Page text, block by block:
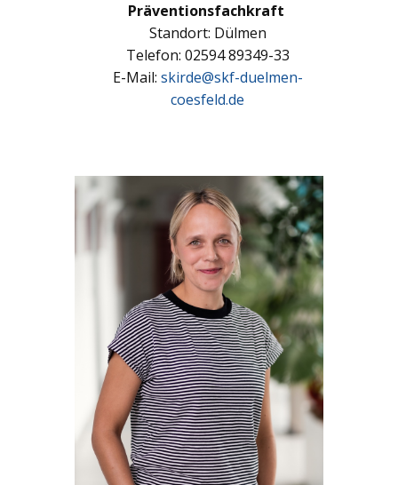
Präventionsfachkraft
Standort: Dülmen
Telefon: 02594 89349-33
E-Mail: skirde@skf-duelmen-
coesfeld.de